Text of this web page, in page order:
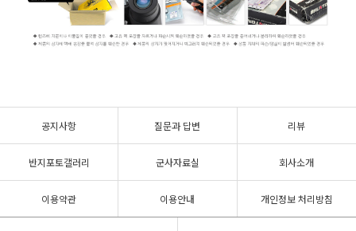
공지사항 질문과 답변 리뷰
반지포토갤러리 군사자료실 회사소개
이용약관 이용안내 개인정보 처리방침